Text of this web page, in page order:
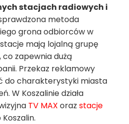
stacjach radiowych i
metoda
grona odbiorców w
stacje mają lojalną grupę
co zapewnia dużą
Przekaz reklamowy
do charakterystyki miasta
W Koszalinie działa
TV MAX oraz stacje
Koszalin.